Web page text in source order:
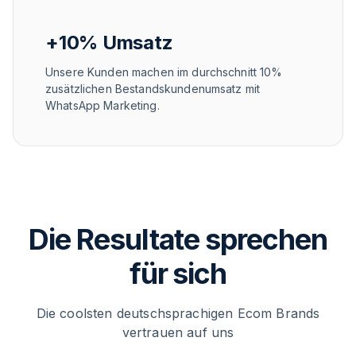
+10% Umsatz
Unsere Kunden machen im durchschnitt 10%
zusätzlichen Bestandskundenumsatz mit
WhatsApp Marketing.
Die Resultate sprechen
für sich
Die coolsten deutschsprachigen Ecom Brands
vertrauen auf uns